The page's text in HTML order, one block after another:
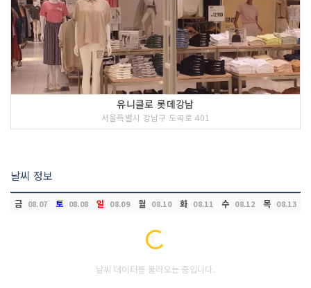
유니클로 롯데강남
서울특별시 강남구 도곡로 401
날씨 정보
금 08.07 토 08.08 일 08.09 월 08.10 화 08.11 수 08.12 목 08.13
Loading...
날씨 데이터를 불러오는 중입니다.